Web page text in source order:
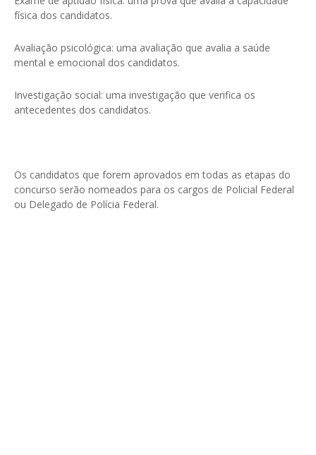
física dos candidatos.
Avaliação psicológica: uma avaliação que avalia a saúde
mental e emocional dos candidatos.
Investigação social: uma investigação que verifica os
antecedentes dos candidatos.
Os candidatos que forem aprovados em todas as etapas do
concurso serão nomeados para os cargos de Policial Federal
ou Delegado de Polícia Federal.